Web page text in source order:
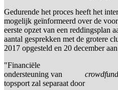
Gedurende het proces heeft het
mogelijk geïnformeerd over de
eerste opzet van een reddingsplan
aantal gesprekken met de grotere
2017 opgesteld en 20 december
"Financiële
ondersteuning van
topsport zal separaat door